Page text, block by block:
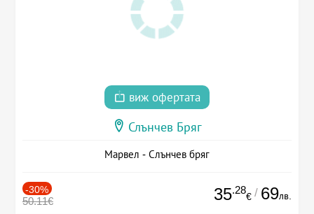
виж офертата
Слънчев Бряг
Марвел - Слънчев бряг
-30%
50.11€ 35.28
€ / 69лв.